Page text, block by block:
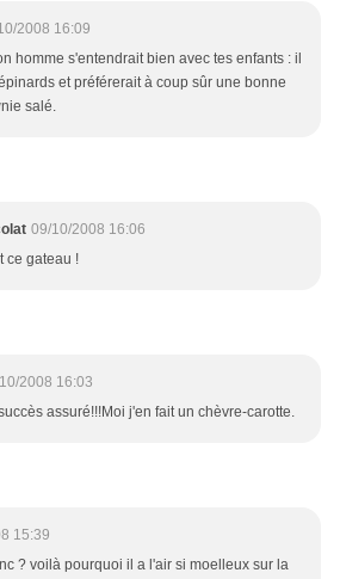
2008 16:09
homme s'entendrait bien avec tes enfants : il
et préférerait à coup sûr une bonne
salé.
09/10/2008 16:06
ce gateau !
2008 16:03
assuré!!!Moi j'en fait un chèvre-carotte.
15:39
? voilà pourquoi il a l'air si moelleux sur la